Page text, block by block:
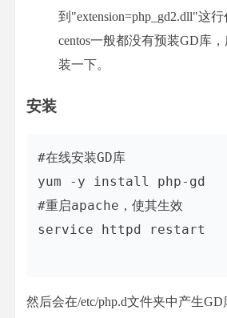
到"extension=php_gd2.dll"这
centos一般都没有预装GD库
装一下。
安装
#在线安装GD库
yum -y install php-gd
#重启apache，使其生效
service httpd restart
然后会在/etc/php.d文件夹中产生